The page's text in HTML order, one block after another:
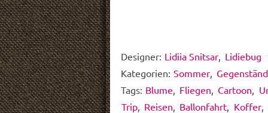
Designer: Lidiia Snitsar Lidiebug
Kategorien: Sommer
Tags: Blume Fliegen Cartoon
Trip Reisen Ballonfahrt Koffer,